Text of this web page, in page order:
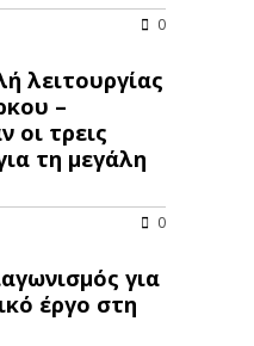
0
λειτουργίας
–
οι τρεις
τη μεγάλη
0
για
έργο στη